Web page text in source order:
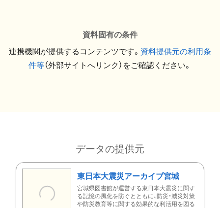
資料固有の条件
連携機関が提供するコンテンツです。 資料提供元の利用条
件等（外部サイトへリンク）をご確認ください。
データの提供元
東日本大震災アーカイブ宮城
宮城県図書館が運営する東日本大震災に関す
る記憶の風化を防ぐとともに、防災・減災対策
や防災教育等に関する効果的な利活用を図る